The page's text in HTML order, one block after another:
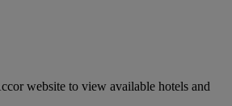
website to view available hotels and